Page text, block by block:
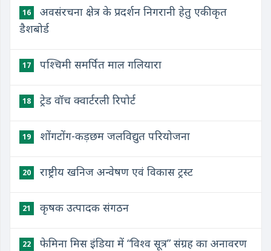
16
अवसंरचना क्षेत्र के प्रदर्शन निगरानी हेतु एकीकृत
डैशबोर्ड
17 पश्चिमी समर्पित माल गलियारा
18 ट्रेड वॉच क्वार्टरली रिपोर्ट
19 शोंगटोंग-कड़छम जलविद्युत परियोजना
20 राष्ट्रीय खनिज अन्वेषण एवं विकास ट्रस्ट
21 कृषक उत्पादक संगठन
22 फेमिना मिस इंडिया में “विश्व सूत्र” संग्रह का अनावरण